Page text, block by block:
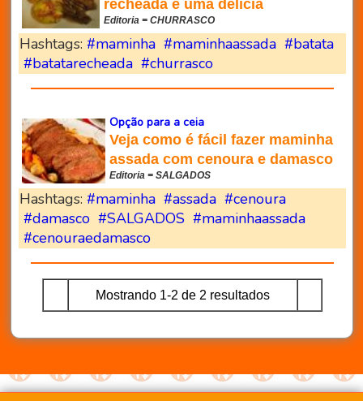
recheada é uma delícia
Editoria = CHURRASCO
Hashtags: #maminha #maminhaassada #batata
#batatarecheada #churrasco
Opção para a ceia
Veja como é fácil fazer maminha
assada com cenoura e damasco
Editoria = SALGADOS
Hashtags: #maminha #assada #cenoura
#damasco #SALGADOS #maminhaassada
#cenouraedamasco
Mostrando 1-2 de 2 resultados